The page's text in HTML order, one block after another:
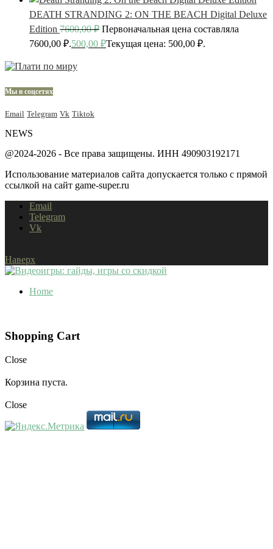
DEATH STRANDING 2: ON THE BEACH Digital Deluxe
Edition 7600,00₽ Первоначальная цена составляла
7600,00 ₽.500,00 ₽Текущая цена: 500,00 ₽.
Мы в соцсетях
Email Telegram Vk Tiktok
NEWS
@2024-2026 - Все права защищены. ИНН 490903192171
Использование материалов сайта допускается только с прямой
ссылкой на сайт game-super.ru
Email
Telegram
Vk
Наверх
Home
Shopping Cart
Close
Корзина пуста.
Close